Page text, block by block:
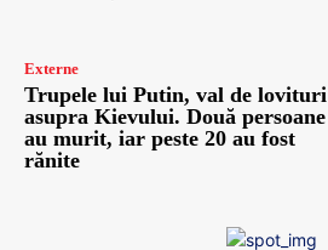
Externe
Trupele lui Putin, val de lovituri
asupra Kievului. Două persoane
au murit, iar peste 20 au fost
rănite